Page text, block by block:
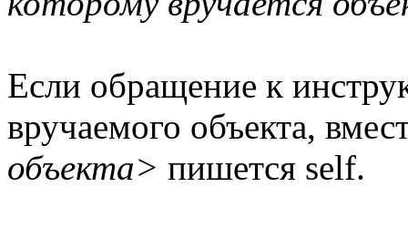
Если обращение к
вручаемого объекта,
объекта> пишется self.